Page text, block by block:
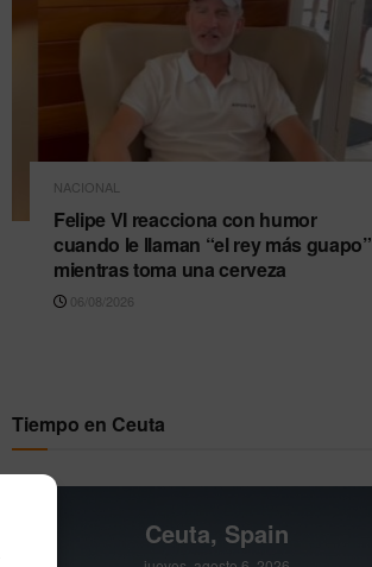
NACIONAL
Felipe VI reacciona con humor
cuando le llaman “el rey más guapo”
mientras toma una cerveza
06/08/2026
Tiempo en Ceuta
Ceuta, Spain